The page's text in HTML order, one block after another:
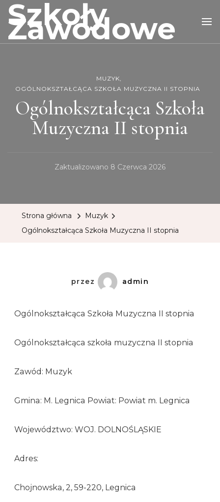
Szkoły
Zawodowe
MUZYK
OGÓLNOKSZTAŁCĄCA SZKOŁA MUZYCZNA II STOPNIA
Ogólnokształcąca Szkoła
Muzyczna II stopnia
Zaktualizowano 8 Czerwca 2026
Strona główna
Muzyk
Ogólnokształcąca Szkoła Muzyczna II stopnia
przez admin
Ogólnokształcąca Szkoła Muzyczna II stopnia
Ogólnokształcąca szkoła muzyczna II stopnia
Zawód: Muzyk
Gmina: M. Legnica Powiat: Powiat m. Legnica
Województwo: WOJ. DOLNOŚLĄSKIE
Adres:
Chojnowska, 2, 59-220, Legnica